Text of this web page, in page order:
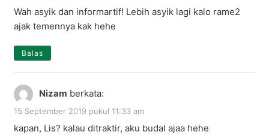
Wah asyik dan informartif! Lebih asyik lagi kalo rame2
ajak temennya kak hehe
Balas
Nizam berkata:
15 September 2019 pukul 11:33 am
kapan, Lis? kalau ditraktir, aku budal ajaa hehe